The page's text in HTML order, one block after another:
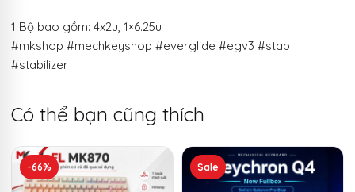
1 Bộ bao gồm: 4x2u, 1×6.25u
#mkshop #mechkeyshop #everglide #egv3 #stab
#stabilizer
Có thể bạn cũng thích
-66% Sale
Sản
phẩm